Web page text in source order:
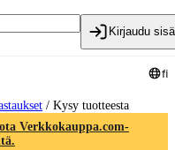
Kirjaudu
fi
/ Kysy tuotteesta
Verkkokauppa.com-